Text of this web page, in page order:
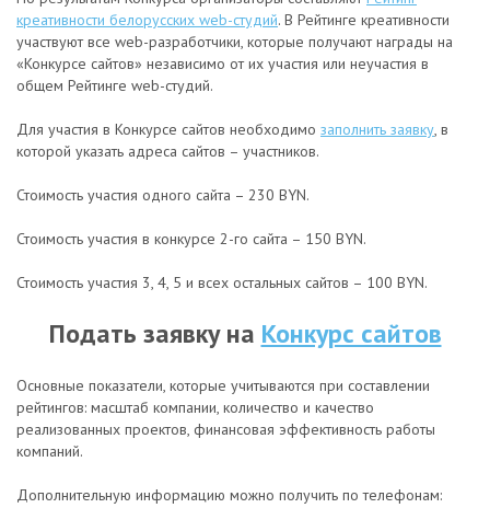
креативности белорусских web-студий. В Рейтинге креативности
участвуют все web-разработчики, которые получают награды на
«Конкурсе сайтов» независимо от их участия или неучастия в
общем Рейтинге web-студий.
Для участия в Конкурсе сайтов необходимо заполнить заявку, в
которой указать адреса сайтов – участников.
Стоимость участия одного сайта – 230 BYN.
Стоимость участия в конкурсе 2-го сайта – 150 BYN.
Стоимость участия 3, 4, 5 и всех остальных сайтов – 100 BYN.
Подать заявку на Конкурс сайтов
Основные показатели, которые учитываются при составлении
рейтингов: масштаб компании, количество и качество
реализованных проектов, финансовая эффективность работы
компаний.
Дополнительную информацию можно получить по телефонам: